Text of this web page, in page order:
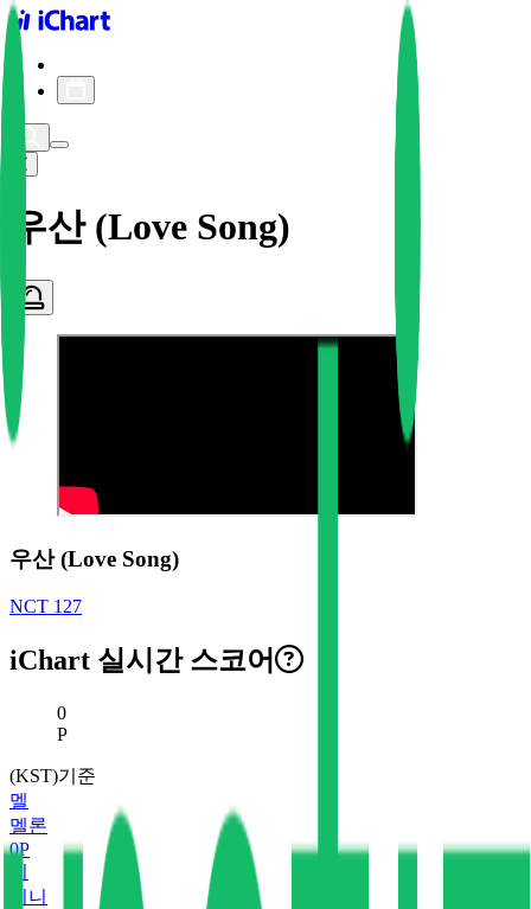
iChart logo
우산 (Love Song)
우산 (Love Song)
NCT 127
iChart 실시간 스코어
현재 스코어
0
P
(KST)기준
멜
멜론
0P
지니